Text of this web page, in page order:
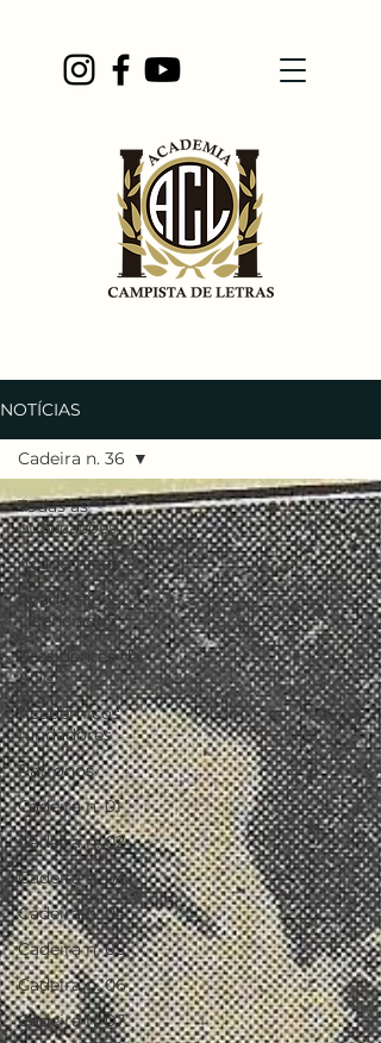
NOTÍCIAS
Todas as
publicações
Acadêmicos
Acadêmicos
Licenciados
Presidentes da
ACL
Acadêmicos
fundadores
Patronos
Cadeira n. 01
Cadeira n. 02
Cadeira n. 03
Cadeira n. 04
Cadeira n. 05
Cadeira n. 06
Cadeira n. 07
Cadeira n. 36